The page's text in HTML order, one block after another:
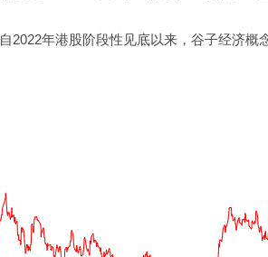
自2022年港股阶段性见底以来，谷子经济概